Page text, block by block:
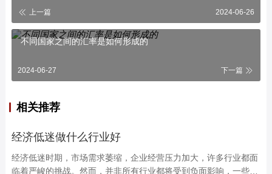
上一篇 2024-06-26
不同国家之间的汇率是如何形成的
2024-06-27 下一篇
相关推荐
经济低迷做什么行业好
经济低迷时期，市场需求萎缩，企业经营压力加大，许多行业都面
临着严峻的挑战。然而，并非所有行业都将受到负面影响，一些行